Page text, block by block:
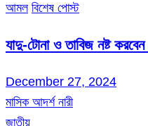
আমল বিশেষ পোস্ট
যাদু-টোনা ও তাবিজ নষ্ট করবেন
December 27, 2024
মাসিক আদর্শ নারী
জাতীয়